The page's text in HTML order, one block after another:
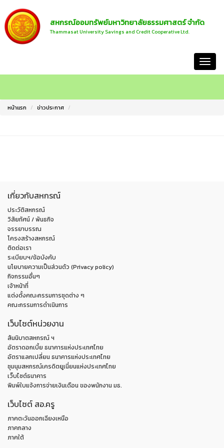
สหกรณ์ออมทรัพย์มหาวิทยาลัยธรรมศาสตร์ จำกัด
Thammasat University Savings and Credit Cooperative Ltd.
หน้าแรก ข่าวประกาศ
เกี่ยวกับสหกรณ์
ประวัติสหกรณ์
วิสัยทัศน์ / พันธกิจ
จรรยาบรรณ
โครงสร้างสหกรณ์
ติดต่อเรา
ระเบียบฯ/ข้อบังคับ
นโยบายความเป็นส่วนตัว (Privacy policy)
กิจกรรมอื่นๆ
เจ้าหน้าที่
แต่งตั้งคณะกรรมการชุดต่าง ๆ
คณะกรรมการดำเนินการ
เว็บไซต์หน่วยงาน
สันนิบาตสหกรณ์ ฯ
อัตราดอกเบี้ย ธนาคารแห่งประเทศไทย
อัตราแลกเปลี่ยน ธนาคารแห่งประเทศไทย
ชุมนุมสหกรณ์เครดิตยูเนี่ยนแห่งประเทศไทย
เว็บไซต์ธนาคาร
พิมพ์ใบแจ้งการจ่ายเงินเดือน ของพนักงาน มธ.
เว็บไซต์ สอ.ครู
ภาคตะวันออกเฉียงเหนือ
ภาคกลาง
ภาคใต้